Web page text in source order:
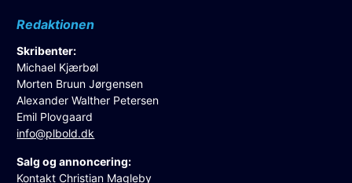
Redaktionen
Skribenter:
Michael Kjærbøl
Morten Bruun Jørgensen
Alexander Walther Petersen
Emil Plovgaard
info@plbold.dk
Salg og annoncering:
Kontakt Christian Magleby